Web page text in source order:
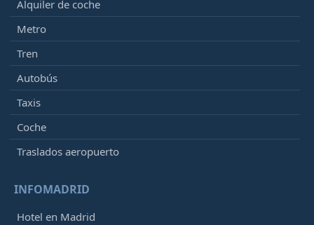
Alquiler de coche
Metro
Tren
Autobús
Taxis
Coche
Traslados aeropuerto
INFOMADRID
Hotel en Madrid